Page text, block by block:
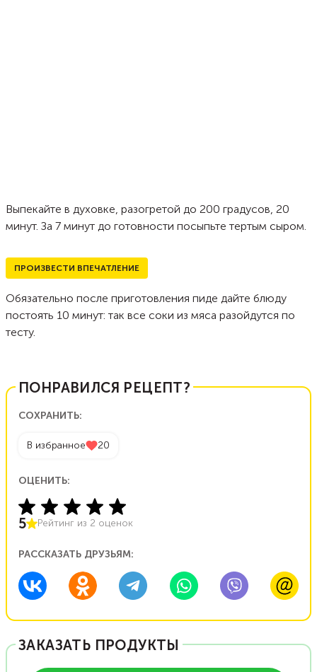
Выпекайте в духовке, разогретой до 200 градусов, 20
минут. За 7 минут до готовности посыпьте тертым сыром.
ПРОИЗВЕСТИ ВПЕЧАТЛЕНИЕ
Обязательно после приготовления пиде дайте блюду
постоять 10 минут: так все соки из мяса разойдутся по
тесту.
ПОНРАВИЛСЯ РЕЦЕПТ?
СОХРАНИТЬ:
В избранное 20
ОЦЕНИТЬ:
5 Рейтинг из 2 оценок
РАССКАЗАТЬ ДРУЗЬЯМ:
ЗАКАЗАТЬ ПРОДУКТЫ